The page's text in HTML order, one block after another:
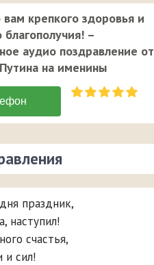
крепкого здоровья и
благополучия! –
аудио поздравление от
на именины
праздник,
наступил!
счастья,
и сил!